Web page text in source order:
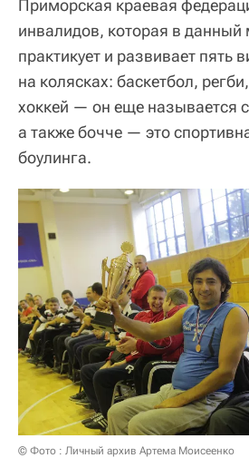
Приморская краевая
инвалидов, которая в данный
практикует и развивает пять
на колясках: баскетбол,
хоккей — он еще называется
а также бочче — это
боулинга.
© Фото : Личный архив Артема Моисеенко